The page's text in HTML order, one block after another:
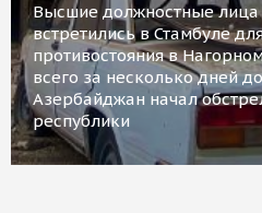
Высшие должностные
встретились в Стамбуле
противостояния в
всего за несколько дней
Азербайджан начал
республики